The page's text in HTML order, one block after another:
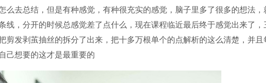
么去总结，但是有种感觉，有种很充实的感觉，脑子里多了很多的想法，
线，分开的时候总感觉差了点什么，现在课程临近最后终于感觉出来了，
剪发剥茧抽丝的拆分了出来，把十多万根单个的点解析的这么清楚，并且
己想要的这才是最重要的